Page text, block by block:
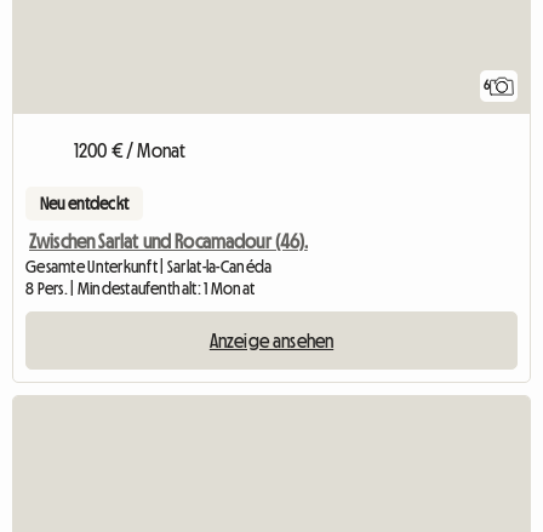
6
1200 € / Monat
Neu entdeckt
Zwischen Sarlat und Rocamadour (46).
Gesamte Unterkunft | Sarlat-la-Canéda
8 Pers. | Mindestaufenthalt: 1 Monat
Anzeige ansehen